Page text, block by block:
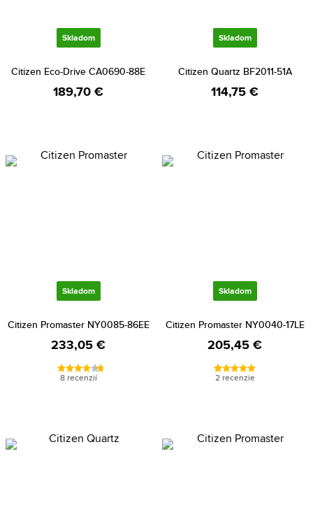
Skladom
Citizen Eco-Drive CA0690-88E
189,70 €
Skladom
Citizen Quartz BF2011-51A
114,75 €
Skladom
Citizen Promaster NY0085-86EE
233,05 €
8 recenzií
Skladom
Citizen Promaster NY0040-17LE
205,45 €
2 recenzie